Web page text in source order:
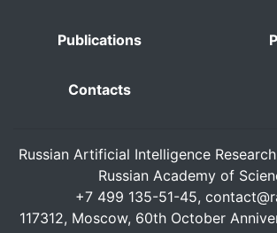
Publications
Contacts
Russian Artificial Intelligence
Russian Academy of
+7 499 135-51-45,
117312, Moscow, 60th October